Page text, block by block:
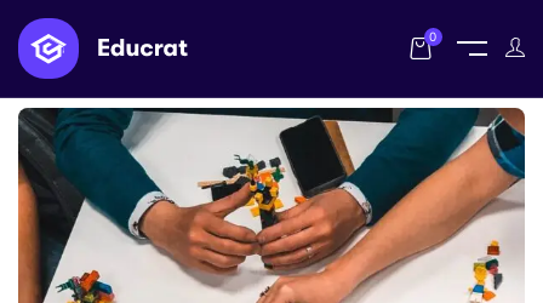
0
Home Posts tagged "succès"